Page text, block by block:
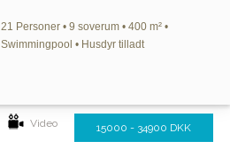
21 Personer • 9 soverum • 400 m² •
Swimmingpool • Husdyr tilladt
Video 15000 - 34900 DKK